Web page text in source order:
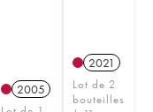
2005
2021
Lot de 2
bouteilles